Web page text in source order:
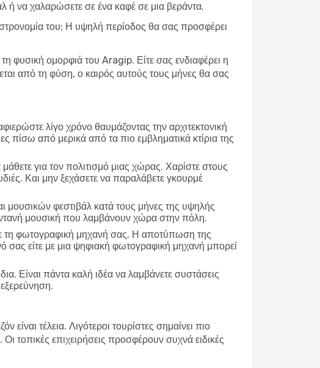
ή να χαλαρώσετε σε ένα καφέ σε μια βεράντα.
του; Η υψηλή περίοδος θα σας προσφέρει
φυσική ομορφιά του Aragip. Είτε σας ενδιαφέρει η
από τη φύση, ο καιρός αυτούς τους μήνες θα σας
λίγο χρόνο θαυμάζοντας την αρχιτεκτονική
πίσω από μερικά από τα πιο εμβληματικά κτίρια της
για τον πολιτισμό μιας χώρας. Χαρίστε στους
Και μην ξεχάσετε να παραλάβετε γκουρμέ
φεστιβάλ κατά τους μήνες της υψηλής
μουσική που λαμβάνουν χώρα στην πόλη.
τη φωτογραφική μηχανή σας. Η αποτύπωση της
σας είτε με μια ψηφιακή φωτογραφική μηχανή μπορεί
Είναι πάντα καλή ιδέα να λαμβάνετε συστάσεις
τέλεια. Λιγότεροι τουρίστες σημαίνει πιο
τοπικές επιχειρήσεις προσφέρουν συχνά ειδικές